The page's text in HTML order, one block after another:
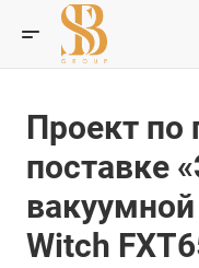
Проект по
поставке
Witch